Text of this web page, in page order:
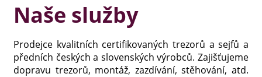
Naše služby
Prodejce kvalitních certifikovaných trezorů a sejfů a
předních českých a slovenských výrobců. Zajišťujeme
dopravu trezorů, montáž, zazdívání, stěhování, atd.